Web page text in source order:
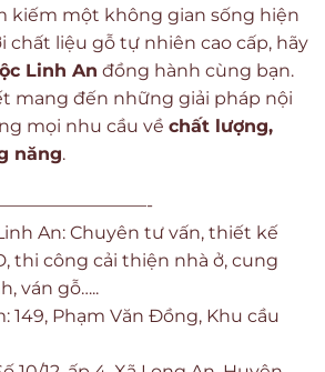
kiếm một không gian sống hiện
chất liệu gỗ tự nhiên cao cấp, hãy
Linh An đồng hành cùng bạn.
mang đến những giải pháp nội
mọi nhu cầu về chất lượng,
năng.
An: Chuyên tư vấn, thiết kế
thi công cải thiện nhà ở, cung
ván gỗ…..
149, Phạm Văn Đồng, Khu cầu